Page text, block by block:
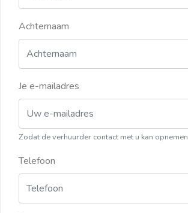
Achternaam
Je e-mailadres
Zodat de verhuurder contact met u kan opnemen
Telefoon